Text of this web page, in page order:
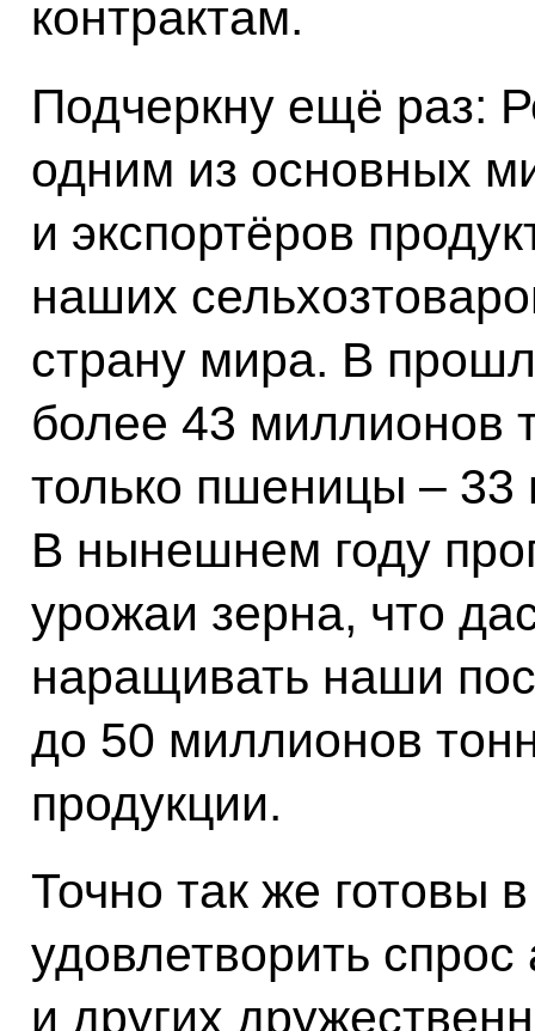
контрактам.
Подчеркну ещё раз:
одним из основных
и экспортёров
наших
страну мира. В
более 43 миллионов
только пшеницы – 33
В нынешнем году
урожаи зерна, что
наращивать наши
до 50 миллионов
продукции.
Точно так же готовы
удовлетворить
и других